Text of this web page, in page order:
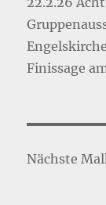
Finissage
Nächste